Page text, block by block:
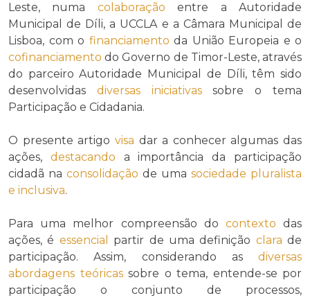
Leste, numa colaboração entre a Autoridade
Municipal de Díli, a UCCLA e a Câmara Municipal de
Lisboa, com o financiamento da União Europeia e o
cofinanciamento do Governo de Timor-Leste, através
do parceiro Autoridade Municipal de Díli, têm sido
desenvolvidas diversas iniciativassobre o tema
Participação e Cidadania.
O presente artigo visa dar a conhecer algumas das
ações, destacando a importância da participação
cidadã na consolidação de uma sociedade pluralista
e inclusiva.
Para uma melhor compreensão do contexto das
ações, é essencial partir de uma definição clara de
participação. Assim, considerando as diversas
abordagens teóricassobre o tema, entende-se por
participação o conjunto de processos,